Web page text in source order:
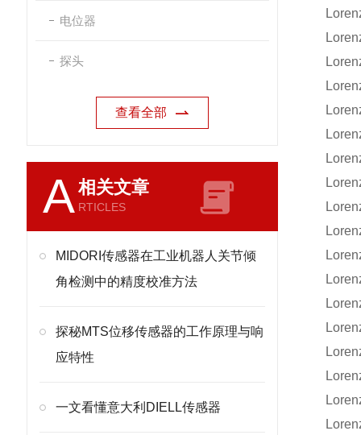
电位器
探头
查看全部
A相关文章
RTICLES
MIDORI传感器在工业机器人关节倾
角检测中的精度校准方法
探秘MTS位移传感器的工作原理与响
应特性
一文看懂意大利DIELL传感器